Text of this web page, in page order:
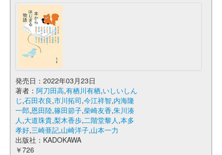
発売日：2022年03月23日
著者： 阿刀田高,有栖川有栖,いしいしん
じ,石田衣良,市川拓司,今江祥智,内海隆
一郎,恩田陸,篠田節子,柴崎友香,朱川湊
人,大道珠貴,梨木香歩,二階堂黎人,本多
孝好,三崎亜記,山崎洋子,山本一力
出版社：KADOKAWA
￥726